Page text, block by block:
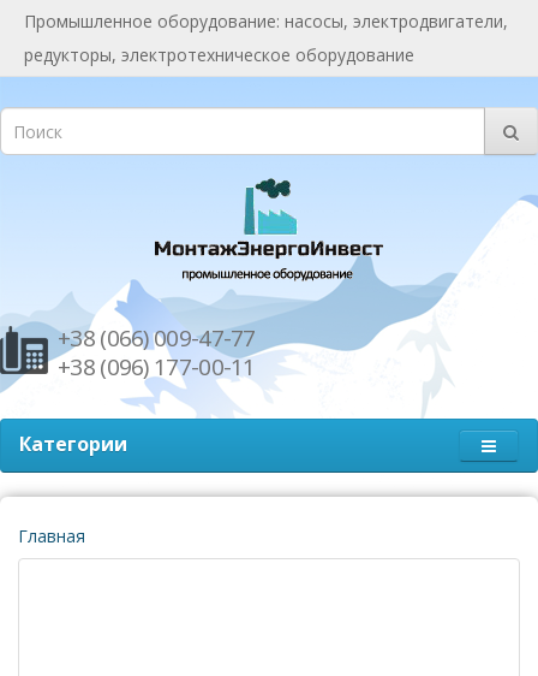
Промышленное оборудование: насосы, электродвигатели,
редукторы, электротехническое оборудование
+38 (066) 009-47-77
+38 (096) 177-00-11
Категории
Главная